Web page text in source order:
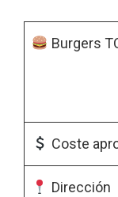
Burgers
Coste
Dirección